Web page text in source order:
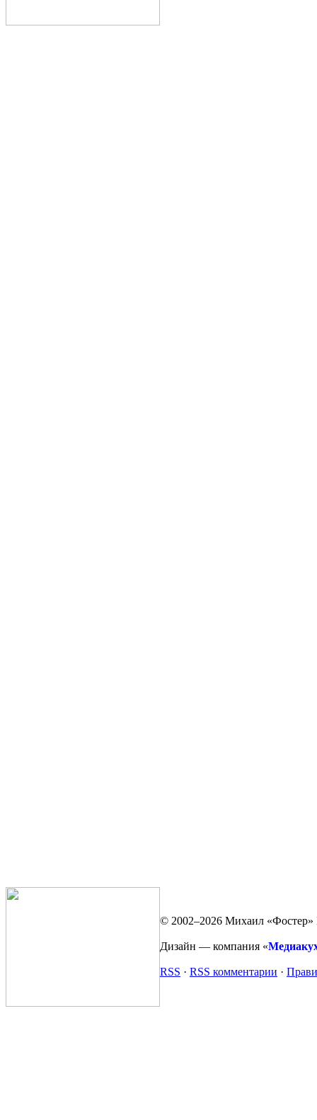
© 2002–2026 Михаил «Фостер»
Дизайн — компания «
RSS · RSS комментарии ·